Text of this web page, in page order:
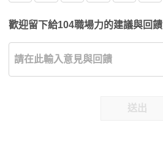
歡迎留下給104職場力的建議與回饋
送出